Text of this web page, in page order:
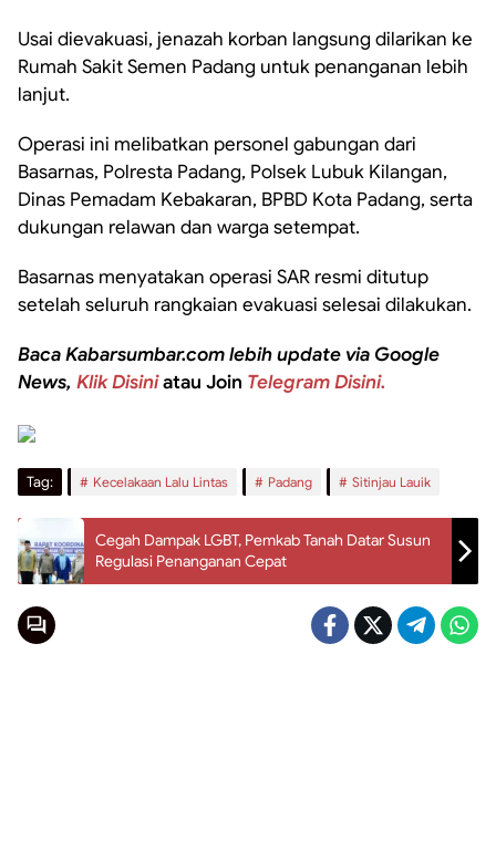
Usai dievakuasi, jenazah korban langsung dilarikan ke
Rumah Sakit Semen Padang untuk penanganan lebih
lanjut.
Operasi ini melibatkan personel gabungan dari
Basarnas, Polresta Padang, Polsek Lubuk Kilangan,
Dinas Pemadam Kebakaran, BPBD Kota Padang, serta
dukungan relawan dan warga setempat.
Basarnas menyatakan operasi SAR resmi ditutup
setelah seluruh rangkaian evakuasi selesai dilakukan.
Baca Kabarsumbar.com lebih update via Google
News, Klik Disiniatau Join Telegram Disini.
Tag: Kecelakaan Lalu Lintas Padang Sitinjau Lauik
Cegah Dampak LGBT, Pemkab Tanah Datar Susun
Regulasi Penanganan Cepat